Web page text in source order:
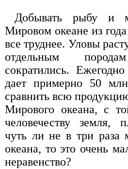
Добывать рыбу и
Мировом океане из года
все труднее. Уловы
отдельным
сократились.
дает примерно 50
сравнить всю
Мирового океана, с
человечеству земля,
чуть ли не в три раза
океана, то это очень
неравенство?